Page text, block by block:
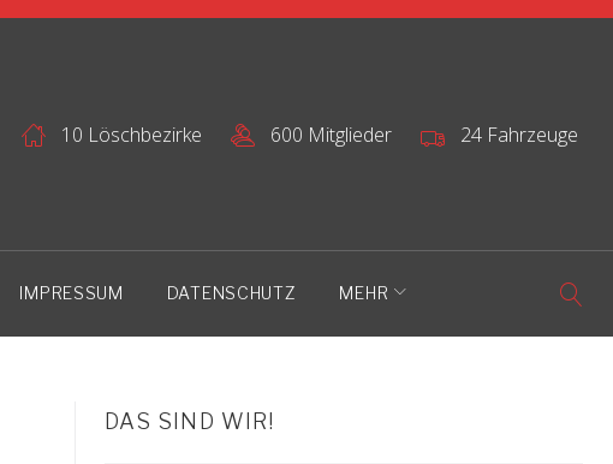
10 Löschbezirke 600 Mitglieder 24 Fahrzeuge
IMPRESSUM DATENSCHUTZ MEHR
DAS SIND WIR!